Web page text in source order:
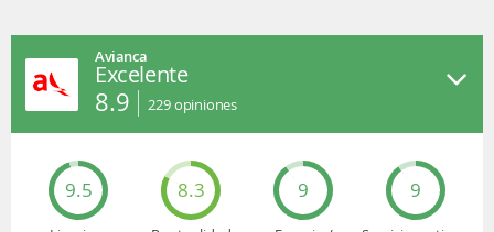
Avianca
Excelente
8.9 229opiniones
9.5 8.3 9 9